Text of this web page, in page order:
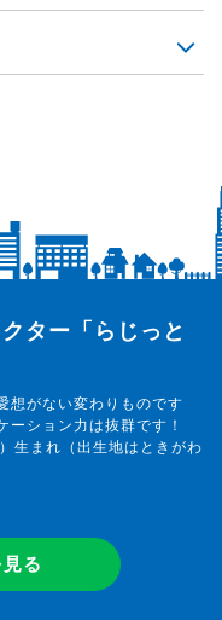
ター「らじっと
想がない変わりものです
ーション力は抜群です！
生まれ（出生地はときがわ
る